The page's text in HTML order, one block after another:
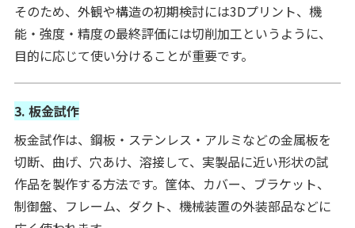
そのため、外観や構造の初期検討には3Dプリント、機
能・強度・精度の最終評価には切削加工というように、
目的に応じて使い分けることが重要です。
3. 板金試作
板金試作は、鋼板・ステンレス・アルミなどの金属板を
切断、曲げ、穴あけ、溶接して、実製品に近い形状の試
作品を製作する方法です。筐体、カバー、ブラケット、
制御盤、フレーム、ダクト、機械装置の外装部品などに